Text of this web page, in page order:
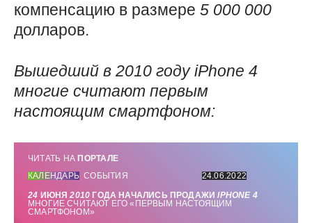
компенсацию в размере 5 000 000
долларов.
Вышедший в 2010 годуiPhone 4
многие считают первым
настоящим смартфоном:
ЧИТАТЬ НА ПОРТАЛЕ
КАЛЕНДАРЬ СОБЫТИЯ
24.06.2022
24 ИЮНЯ2010 ГОДА НАЧАЛИСЬ ПРОДАЖИIPHONE 4
МНОГИЕ СЧИТАЮТ ЕГО «ПЕРВЫМ НАСТОЯЩИМ
СМАРТФОНОМ»